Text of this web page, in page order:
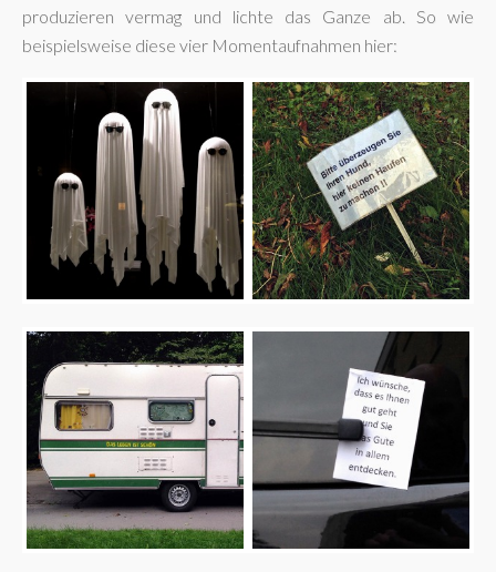
produzieren vermag und lichte das Ganze ab. So wie
beispielsweise diese vier Momentaufnahmen hier: